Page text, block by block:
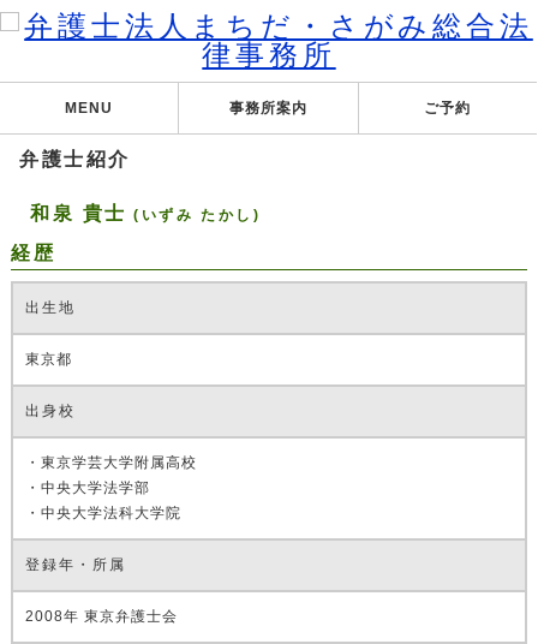
MENU 事務所案内 ご予約
弁護士紹介
和泉 貴士 (いずみ たかし)
経歴
出生地
東京都
出身校
・東京学芸大学附属高校
・中央大学法学部
・中央大学法科大学院
登録年・所属
2008年 東京弁護士会